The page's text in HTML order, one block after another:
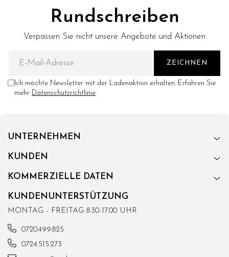
Rundschreiben
Verpassen Sie nicht unsere Angebote und Aktionen
Ich möchte Newsletter mit der Ladenaktion erhalten. Erfahren Sie
mehr Datenschutzrichtlinie
UNTERNEHMEN
KUNDEN
KOMMERZIELLE DATEN
KUNDENUNTERSTÜTZUNG
MONTAG - FREITAG 8.30-17.00 UHR
0720.499.825
0724.515.273